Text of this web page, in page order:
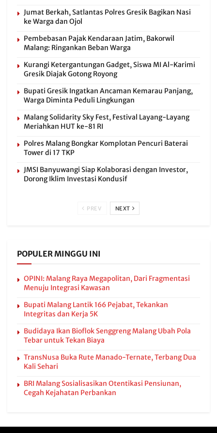
Jumat Berkah, Satlantas Polres Gresik Bagikan Nasi
ke Warga dan Ojol
Pembebasan Pajak Kendaraan Jatim, Bakorwil
Malang: Ringankan Beban Warga
Kurangi Ketergantungan Gadget, Siswa MI Al-Karimi
Gresik Diajak Gotong Royong
Bupati Gresik Ingatkan Ancaman Kemarau Panjang,
Warga Diminta Peduli Lingkungan
Malang Solidarity Sky Fest, Festival Layang-Layang
Meriahkan HUT ke-81 RI
Polres Malang Bongkar Komplotan Pencuri Baterai
Tower di 17 TKP
JMSI Banyuwangi Siap Kolaborasi dengan Investor,
Dorong Iklim Investasi Kondusif
PREV NEXT
POPULER MINGGU INI
OPINI: Malang Raya Megapolitan, Dari Fragmentasi
Menuju Integrasi Kawasan
Bupati Malang Lantik 166 Pejabat, Tekankan
Integritas dan Kerja 5K
Budidaya Ikan Bioflok Senggreng Malang Ubah Pola
Tebar untuk Tekan Biaya
TransNusa Buka Rute Manado-Ternate, Terbang Dua
Kali Sehari
BRI Malang Sosialisasikan Otentikasi Pensiunan,
Cegah Kejahatan Perbankan